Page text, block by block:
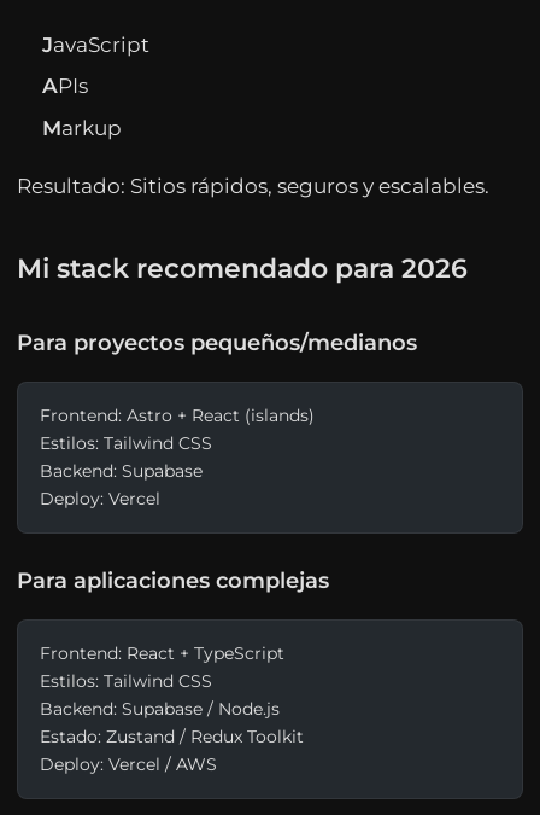
JavaScript
APIs
Markup
Resultado: Sitios rápidos, seguros y escalables.
Mi stack recomendado para 2026
Para proyectos pequeños/medianos
Frontend: Astro + React (islands)
Estilos: Tailwind CSS
Backend: Supabase
Deploy: Vercel
Para aplicaciones complejas
Frontend: React + TypeScript
Estilos: Tailwind CSS
Backend: Supabase / Node.js
Estado: Zustand / Redux Toolkit
Deploy: Vercel / AWS